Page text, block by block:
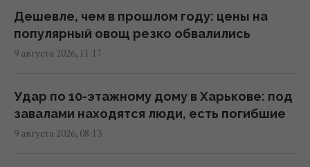
фейк
22:13 воскресенье, 09 августа 2026
империю самой богатой женщины России,
– NYT
21:08 воскресенье, 09 августа 2026
Дешевле, чем в прошлом году: цены на
популярный овощ резко обвалились
9 августа 2026, 11:17
Удар по 10-этажному дому в Харькове: под
завалами находятся люди, есть погибшие
9 августа 2026, 08:13